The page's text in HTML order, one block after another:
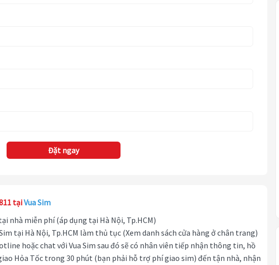
Đặt ngay
tạiVua Sim
nhà miễn phí (áp dụng tại Hà Nội, Tp.HCM)
tại Hà Nội, Tp.HCM làm thủ tục (Xem danh sách cửa hàng ở chân trang)
hoặc chat với Vua Sim sau đó sẽ có nhân viên tiếp nhận thông tin, hồ
Hỏa Tốc trong 30 phút (bạn phải hỗ trợ phí giao sim) đến tận nhà, nhận